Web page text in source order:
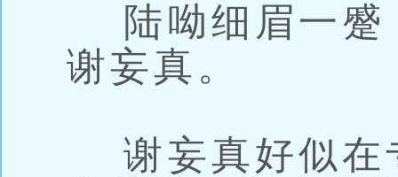
陆呦细眉一蹙
谢妄真。
谢妄真好似在